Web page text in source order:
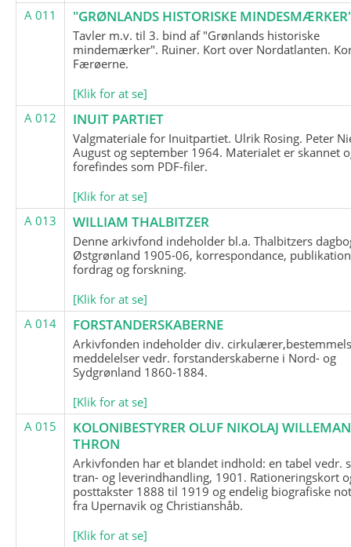
A 011
"GRØNLANDS HISTORISKE
Tavler m.v. til 3. bind af "Grønlands historiske
mindemærker". Ruiner. Kort over Nordatlanten.
Færøerne.
[Klik for at se]
A 012
INUIT PARTIET
Valgmateriale for Inuitpartiet. Ulrik Rosing. Peter
August og september 1964. Materialet er skannet
forefindes som PDF-filer.
[Klik for at se]
A 013
WILLIAM THALBITZER
Denne arkivfond indeholder bl.a. Thalbitzers
Østgrønland 1905-06, korrespondance,
fordrag og forskning.
[Klik for at se]
A 014
FORSTANDERSKABERNE
Arkivfonden indeholder div.
meddelelser vedr. forstanderskaberne i Nord- og
Sydgrønland 1860-1884.
[Klik for at se]
A 015
KOLONIBESTYRER OLUF NIKOLAJ
THRON
Arkivfonden har et blandet indhold: en tabel vedr.
tran- og leverindhandling, 1901. Rationeringskort
posttakster 1888 til 1919 og endelig biografiske
fra Upernavik og Christianshåb.
[Klik for at se]